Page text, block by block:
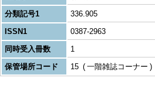
分類記号1
336.905
ISSN1
0387-2963
同時受入冊数
1
保管場所コード
15 一階雑誌コーナー